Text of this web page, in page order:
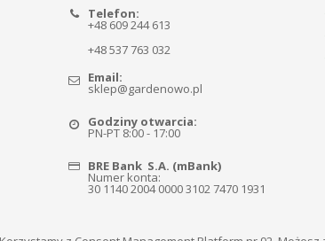
Telefon:
+48 609 244 613
+48 537 763 032
Email:
sklep@gardenowo.pl
Godziny otwarcia:
PN-PT 8:00 - 17:00
BRE Bank S.A. (mBank)
Numer konta:
30 1140 2004 0000 3102 7470 1931